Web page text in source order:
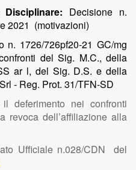
Disciplinare: Decisione n.
2021 (motivazioni)
n. 1726/726pf20-21 GC/mg
del Sig. M.C., della
ar l, del Sig. D.S. e della
- Reg. Prot. 31/TFN-SD
il deferimento nei confronti
revoca dell’affiliazione alla
Ufficiale n.028/CDN del